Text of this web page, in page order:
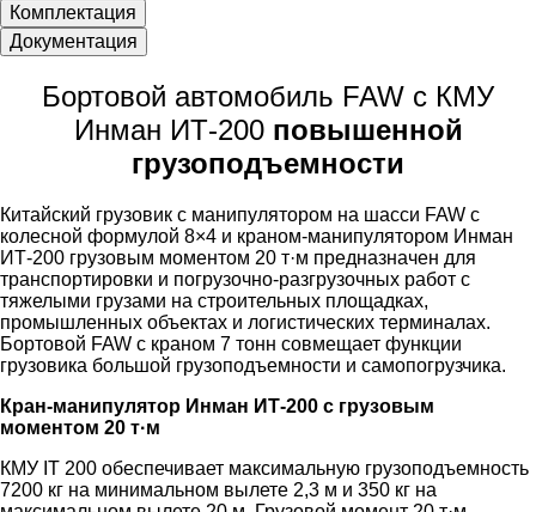
Комплектация
Документация
Бортовой автомобиль FAW с КМУ
Инман ИТ-200повышенной
грузоподъемности
Китайский грузовик с манипулятором на шасси FAW с
колесной формулой 8×4 и краном-манипулятором Инман
ИТ-200 грузовым моментом 20 т·м предназначен для
транспортировки и погрузочно-разгрузочных работ с
тяжелыми грузами на строительных площадках,
промышленных объектах и логистических терминалах.
Бортовой FAW с краном 7 тонн совмещает функции
грузовика большой грузоподъемности и самопогрузчика.
Кран-манипулятор Инман ИТ-200 с грузовым
моментом 20 т·м
КМУ IT 200 обеспечивает максимальную грузоподъемность
7200 кг на минимальном вылете 2,3 м и 350 кг на